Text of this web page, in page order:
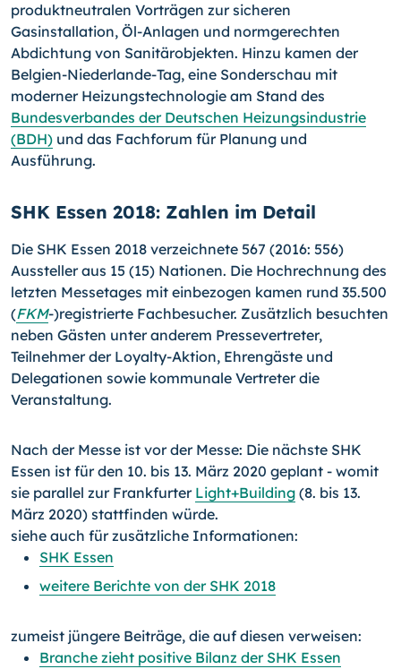
produktneutralen Vorträgen zur sicheren
Gasinstallation, Öl-Anlagen und normgerechten
Abdichtung von Sanitärobjekten. Hinzu kamen der
Belgien-Niederlande-Tag, eine Sonderschau mit
moderner Heizungstechnologie am Stand des
Bundesverbandes der Deutschen Heizungsindustrie
(BDH) und das Fachforum für Planung und
Ausführung.
SHK Essen 2018: Zahlen im Detail
Die SHK Essen 2018 verzeichnete 567 (2016: 556)
Aussteller aus 15 (15) Nationen. Die Hochrechnung des
letzten Messetages mit einbezogen kamen rund 35.500
(FKM-)registrierte Fachbesucher. Zusätzlich besuchten
neben Gästen unter anderem Pressevertreter,
Teilnehmer der Loyalty-Aktion, Ehrengäste und
Delegationen sowie kommunale Vertreter die
Veranstaltung.
Nach der Messe ist vor der Messe: Die nächste SHK
Essen ist für den 10. bis 13. März 2020 geplant - womit
sie parallel zur Frankfurter Light+Building (8. bis 13.
März 2020) stattfinden würde.
siehe auch für zusätzliche Informationen:
SHK Essen
weitere Berichte von der SHK 2018
zumeist jüngere Beiträge, die auf diesen verweisen:
Branche zieht positive Bilanz der SHK Essen